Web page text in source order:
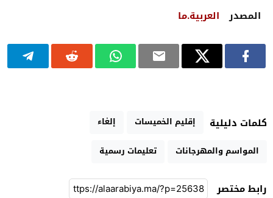
المصدر العربية.ما
كلمات دليلية إقليم الخميسات
إلغاء
المواسم والمهرجانات
تعليمات رسمية
رابط مختصر